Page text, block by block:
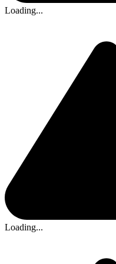
Loading...
Loading...